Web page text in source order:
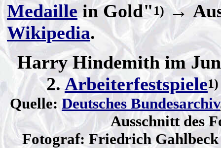
Medaille in Gold"1)→
Wikipedia.
Harry Hindemith im
2. Arbeiterfestspiele1)
Quelle: Deutsches Bundesarchiv
Ausschnitt des
Fotograf: Friedrich